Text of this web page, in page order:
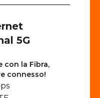
5G
con la Fibra,
connesso!